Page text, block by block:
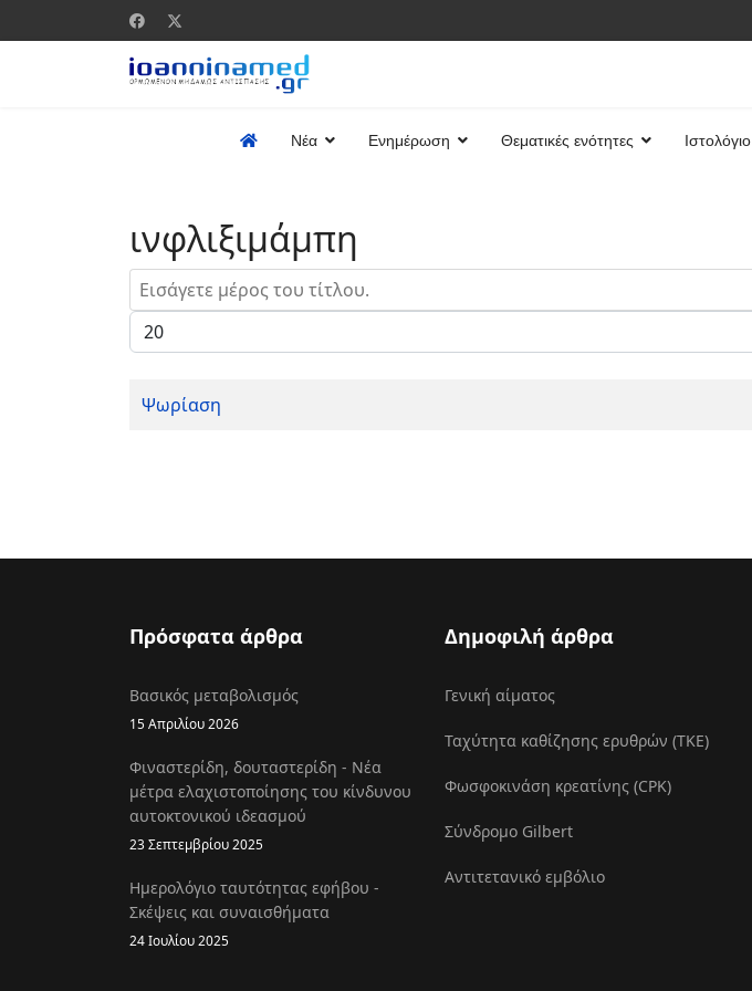
Νέα Ενημέρωση Θεματικές ενότητες Ιστολόγιο
ινφλιξιμάμπη
Εισάγετε μέρος του τίτλου.
Εμφάνιση #
Ψωρίαση
Πρόσφατα άρθρα
Βασικός μεταβολισμός
15 Απριλίου 2026
Φιναστερίδη, δουταστερίδη - Νέα
μέτρα ελαχιστοποίησης του κίνδυνου
αυτοκτονικού ιδεασμού
23 Σεπτεμβρίου 2025
Ημερολόγιο ταυτότητας εφήβου -
Σκέψεις και συναισθήματα
24 Ιουλίου 2025
Δημοφιλή άρθρα
Γενική αίματος
Ταχύτητα καθίζησης ερυθρών (ΤΚΕ)
Φωσφοκινάση κρεατίνης (CPK)
Σύνδρομο Gilbert
Αντιτετανικό εμβόλιο